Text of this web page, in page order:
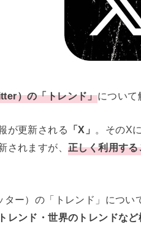
）の「トレンド」について
が更新される 「X」 。そのX
されますが、正しく利用す
ー）の「トレンド」につい
レンド・世界のトレンドな